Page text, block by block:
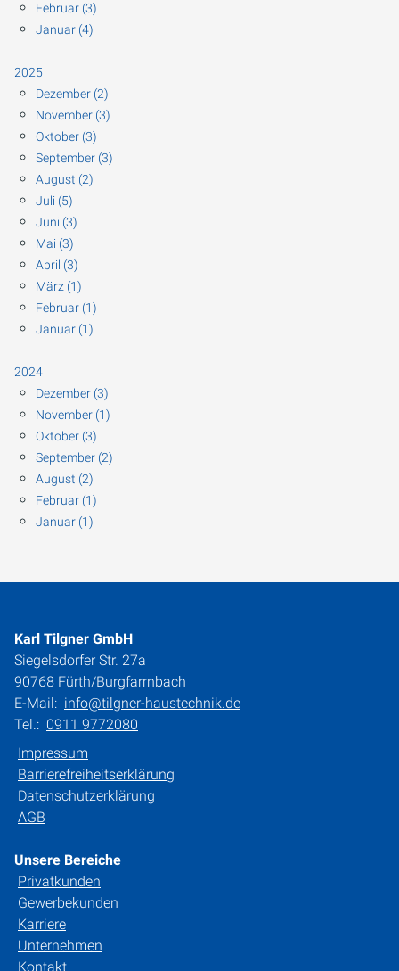
Februar (3)
Januar (4)
2025
Dezember (2)
November (3)
Oktober (3)
September (3)
August (2)
Juli (5)
Juni (3)
Mai (3)
April (3)
März (1)
Februar (1)
Januar (1)
2024
Dezember (3)
November (1)
Oktober (3)
September (2)
August (2)
Februar (1)
Januar (1)
Karl Tilgner GmbH
Siegelsdorfer Str. 27a
90768 Fürth/Burgfarrnbach
E-Mail: info@tilgner-haustechnik.de
Tel.: 0911 9772080
Impressum
Barrierefreiheitserklärung
Datenschutzerklärung
AGB
Unsere Bereiche
Privatkunden
Gewerbekunden
Karriere
Unternehmen
Kontakt